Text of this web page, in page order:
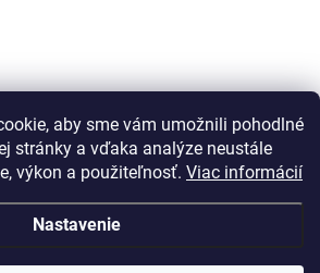
aby sme vám umožnili pohodlné
stránky a vďaka analýze neustále
výkon a použiteľnosť. Viac informácií
Nastavenie
Info o DOT pneu nepodávame, vek
sa v detaile pneumatiky. Na Vaše